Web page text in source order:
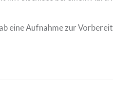
eine Aufnahme zur